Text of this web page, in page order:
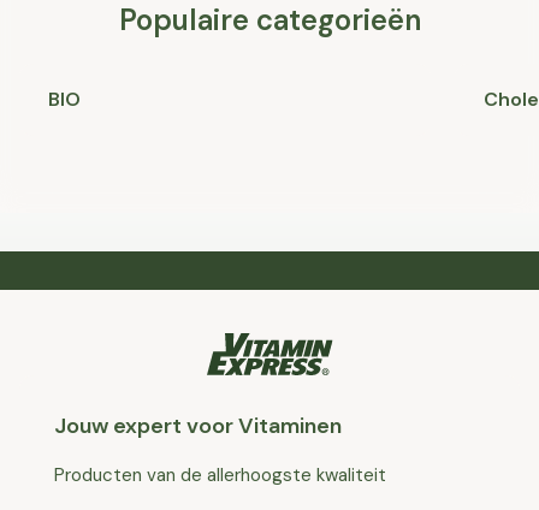
Populaire categorieën
BIO
Jouw expert voor Vitaminen
Producten van de allerhoogste kwaliteit